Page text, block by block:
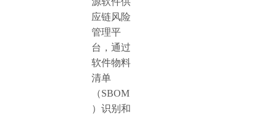
应链风险
管理平
台，通过
软件物料
清单
（SBOM
）识别和